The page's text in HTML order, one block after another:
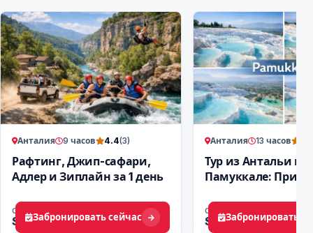
Анталия 9 часов 4.4(3)
Рафтинг, Джип-сафари,
Адлер и Зиплайн за 1 день
ОТ
$ 52Забронировать сейчас
Анталия 13 часов
Тур из Антальи в
Памуккале:
ОТ
$ 87Забронировать